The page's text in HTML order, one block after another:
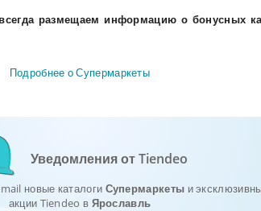
размещаем информацию о бонусных
Подробнее о Супермаркеты
Уведомления от Tiendeo
новые каталоги Супермаркеты и
акции Tiendeo в Ярославль